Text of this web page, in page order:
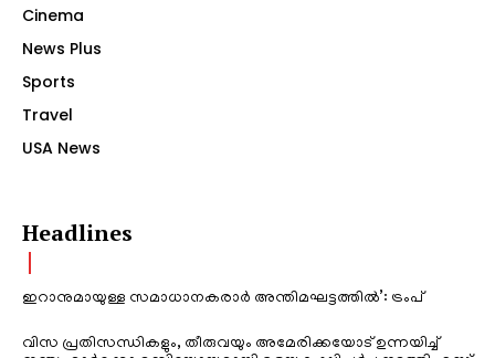
Cinema
News Plus
Sports
Travel
USA News
Headlines
ഇറാനുമായുള്ള സമാധാനകരാർ അന്തിമഘട്ടത്തിൽ‌’: ട്രംപ്
വിസ പ്രതിസന്ധികളും, തീരുവയും അമേരിക്കയോട് ഉന്നയിച്ച്